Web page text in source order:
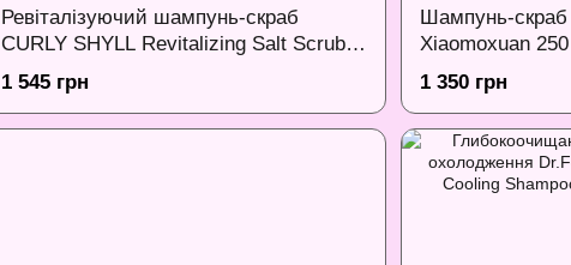
Ревіталізуючий шампунь-скраб
CURLY SHYLL Revitalizing Salt Scrub
Shampoo, 300 мл
1 545 грн
Шампунь-
Xiaomoxuan
1 350 грн